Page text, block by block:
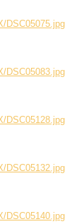
DSC05075.jpg
DSC05083.jpg
DSC05128.jpg
DSC05132.jpg
DSC05140.jpg